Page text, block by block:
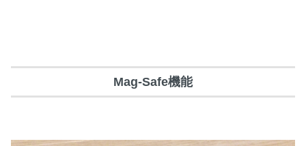
Mag-Safe機能